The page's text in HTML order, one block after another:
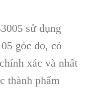
sử dụng
góc đo, có
xác và nhất
thành phẩm